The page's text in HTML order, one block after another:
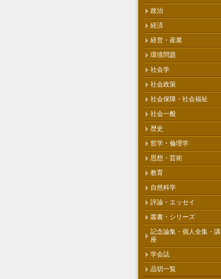
政治
経済
経営・産業
環境問題
社会学
社会政策
社会保障・社会福祉
社会一般
歴史
哲学・倫理学
思想・芸術
教育
自然科学
評論・エッセイ
叢書・シリーズ
記念論集・個人全集・講
座
学会誌
品切一覧